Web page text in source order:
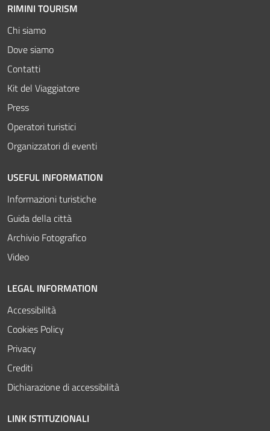
RIMINI TOURISM
Chi siamo
Dove siamo
Contatti
Kit del Viaggiatore
Press
Operatori turistici
Organizzatori di eventi
USEFUL INFORMATION
Informazioni turistiche
Guida della città
Archivio Fotografico
Video
LEGAL INFORMATION
Accessibilità
Cookies Policy
Privacy
Crediti
Dichiarazione di accessibilità
LINK ISTITUZIONALI